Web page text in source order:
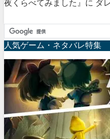
夜くらべてみました』に ダ
人気ゲーム・ネタバレ特集